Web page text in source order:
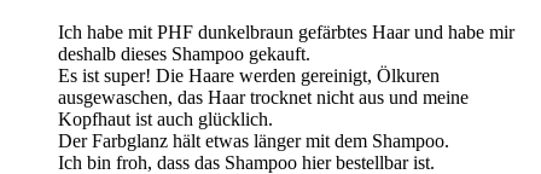
Ich habe mit PHF dunkelbraun gefärbtes Haar und habe mir
deshalb dieses Shampoo gekauft.
Es ist super! Die Haare werden gereinigt, Ölkuren
ausgewaschen, das Haar trocknet nicht aus und meine
Kopfhaut ist auch glücklich.
Der Farbglanz hält etwas länger mit dem Shampoo.
Ich bin froh, dass das Shampoo hier bestellbar ist.